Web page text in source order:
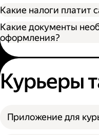
Какие налоги платит
Какие документы
оформления?
Курьеры
Приложение для